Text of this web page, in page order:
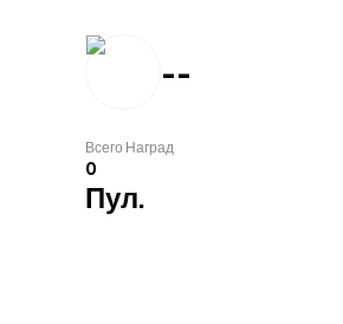
--
Всего Наград
0
Пул.